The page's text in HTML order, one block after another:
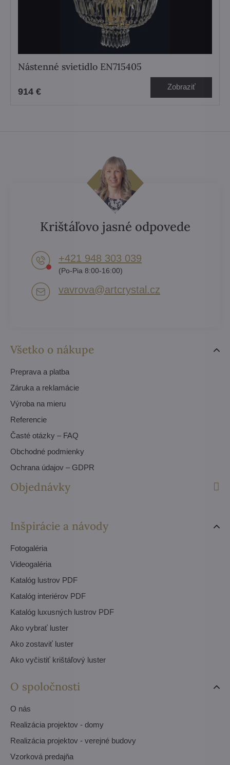
Nástenné svietidlo EN715405
914 € Zobraziť
Všetko o nákupe
Preprava a platba
Záruka a reklamácie
Výroba na mieru
Referencie
Časté otázky – FAQ
Obchodné podmienky
Ochrana údajov – GDPR
Objednávky
Inšpirácie a návody
Fotogaléria
Videogaléria
Katalóg lustrov PDF
Katalóg interiérov PDF
Katalóg luxusných lustrov PDF
Ako vybrať luster
Ako zostaviť luster
Ako vyčistiť krištáľový luster
O spoločnosti
O nás
Realizácia projektov - domy
Realizácia projektov - verejné budovy
Vzorková predajňa
Krištáľovo jasné odpovede
+421 948 303 039
(Po-Pia 8:00-16:00)
vavrova​@artcrystal​.cz